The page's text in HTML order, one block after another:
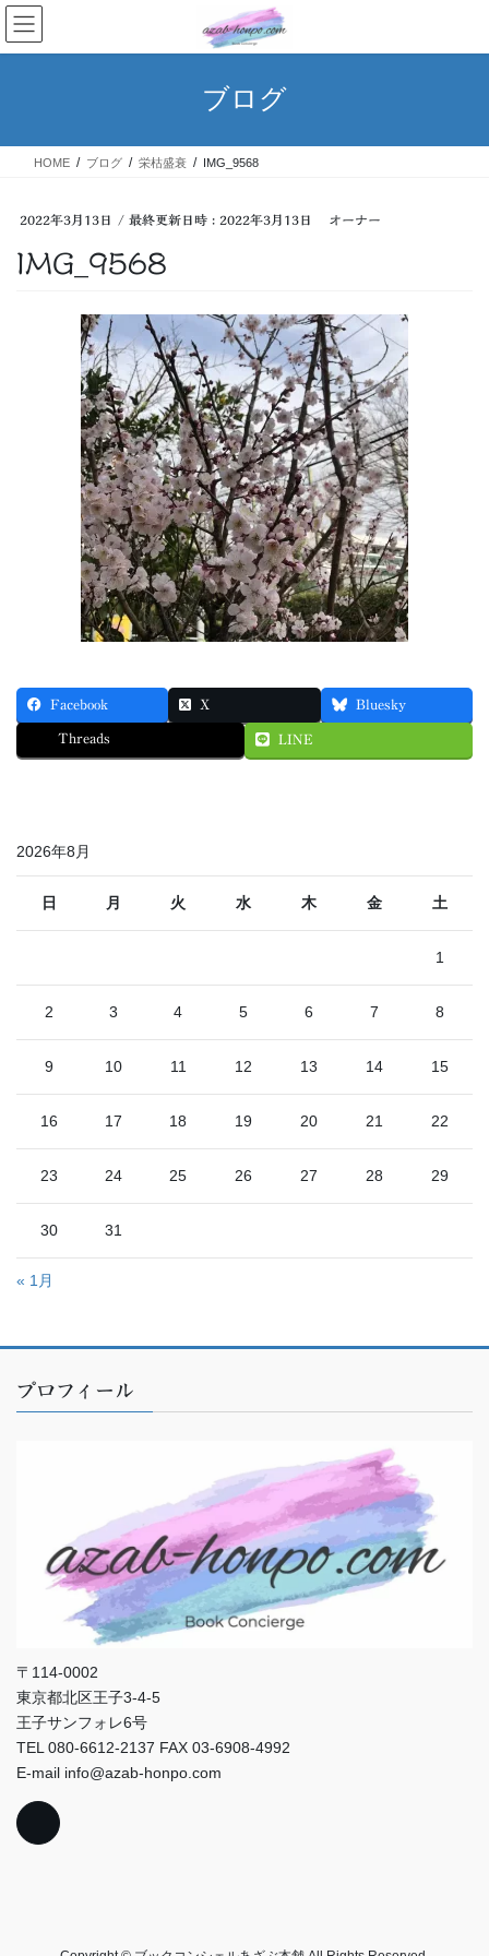
コ
ン
テ
ス
ナ
ビ
ゲ
ン
ブログ
HOME ブログ 栄枯盛衰 IMG_9568
2022年3月13日 / 最終更新日時 : 2022年3月13日 オーナー
IMG_9568
Facebook X Bluesky
Threads LINE
2026年8月
日 月 火 水 木 金 土
1
2 3 4 5 6 7 8
9 10 11 12 13 14 15
16 17 18 19 20 21 22
23 24 25 26 27 28 29
30 31
« 1月
プロフィール
〒114-0002
東京都北区王子3-4-5
王子サンフォレ6号
TEL 080-6612-2137 FAX 03-6908-4992
E-mail info@azab-honpo.com